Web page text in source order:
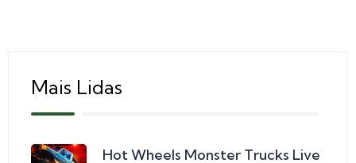
Mais Lidas
Hot Wheels Monster Trucks Live